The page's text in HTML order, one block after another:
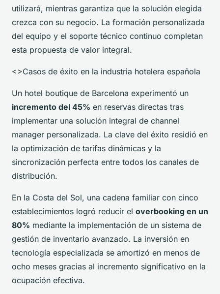
utilizará, mientras garantiza que la solución elegida
crezca con su negocio. La formación personalizada
del equipo y el soporte técnico continuo completan
esta propuesta de valor integral.
<>Casos de éxito en la industria hotelera española
Un hotel boutique de Barcelona experimentó un
incremento del 45% en reservas directas tras
implementar una solución integral de channel
manager personalizada. La clave del éxito residió en
la optimización de tarifas dinámicas y la
sincronización perfecta entre todos los canales de
distribución.
En la Costa del Sol, una cadena familiar con cinco
establecimientos logró reducir el overbooking en un
80% mediante la implementación de un sistema de
gestión de inventario avanzado. La inversión en
tecnología especializada se amortizó en menos de
ocho meses gracias al incremento significativo en la
ocupación efectiva.